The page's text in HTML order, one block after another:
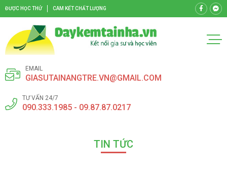
ĐƯỢC HỌC THỬ CAM KẾT CHẤT LƯỢNG
EMAIL
GIASUTAINANGTRE.VN@GMAIL.COM
TƯ VẤN 24/7
090.333.1985 - 09.87.87.0217
TIN TỨC